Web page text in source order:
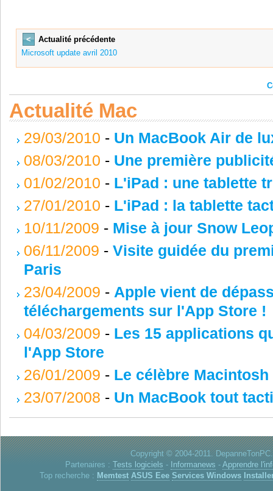
<
Actualité précédente
Microsoft update avril 2010
Actualité Mac
29/03/2010 - Un MacBook Air de
08/03/2010 - Une première
01/02/2010 - L'iPad : une tablette
27/01/2010 - L'iPad : la tablette
10/11/2009 - Mise à jour Snow
06/11/2009 - Visite guidée du
Paris
23/04/2009 - Apple vient de
téléchargements sur l'App Store !
04/03/2009 - Les 15 applications
l'App Store
26/01/2009 - Le célèbre Macintosh
23/07/2008 - Un MacBook tout
Copyright © 2004-2011.
Partenaires : Tests logiciels - Informanews - Apprendre
Top recherche : Memtest ASUS Eee Services Windows